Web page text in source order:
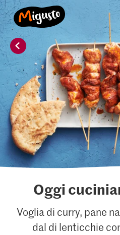
Oggi
Voglia di curry, pane
dal di lenticchie